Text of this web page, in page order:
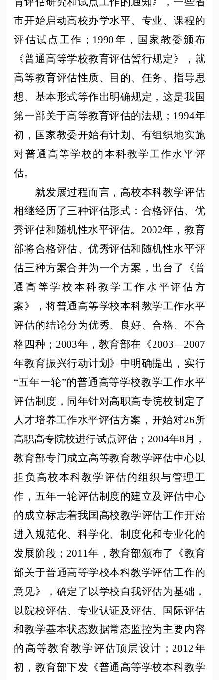
市开始启动高校办学水平、专业、课程的
评估试点工作；1990年，国家教委颁布
《普通高等学校教育评估暂行规定》，就
高等教育评估性质、目的、任务、指导思
想、基本形式等作出明确规定，这是我国
第一部关于高等教育评估的法规；1994年
初，国家教委开始有计划、有组织地实施
对普通高等学校的本科教学工作水平评
估。
就发展过程而言，高校本科教学评估
相继经历了三种评估形式：合格评估、优
秀评估和随机性水平评估。 2002年，教育
部将合格评估、优秀评估和随机性水平评
估三种方案合并为一个方案，出台了《普
通高等学校本科教学工作水平评估方
案》，将普通高等学校本科教学工作水平
评估的结论分为优秀、良好、合格、不合
格四种；2003年，教育部在《2003—2007
年教育振兴行动计划》中明确提出，实行
“五年一轮”的普通高等学校教学工作水平
评估制度，同年针对高职高专院校制定了
人才培养工作水平评估方案，开始对26所
高职高专院校进行试点评估；2004年8月，
教育部专门成立高等教育教学评估中心以
担负高校本科教学评估的组织与管理工
作，五年一轮评估制度的建立及评估中心
的成立标志着我国高校教学评估工作开始
进入规范化、科学化、制度化和专业化的
发展阶段；2011年，教育部颁布了《教育
部关于普通高等学校本科教学评估工作的
意见》，确定了以学校自我评估为基础，
以院校评估、专业认证及评估、国际评估
和教学基本状态数据常态监控为主要内容
的高等教育教学评估顶层设计；2012年
初，教育部下发《普通高等学校本科教学